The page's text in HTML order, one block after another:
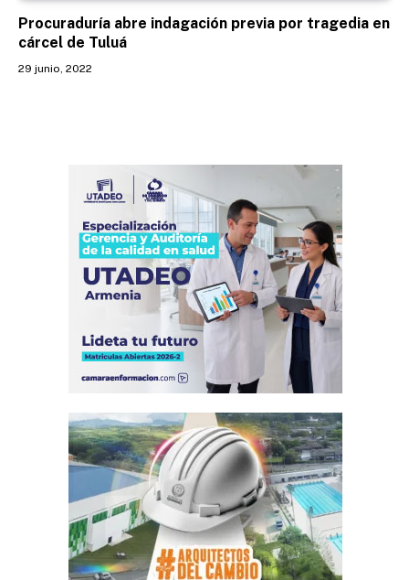
Procuraduría abre indagación previa por tragedia en
cárcel de Tuluá
29 junio, 2022